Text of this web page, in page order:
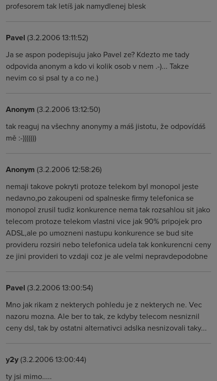
profesorem tak letíš jak namydlenej blesk
Pavel (3.2.2006 13:11:52)
Ja se aspon podepisuju jako Pavel ze? Kdezto me tady
odpovida anonym a kdo vi kolik osob v nem .-)... Takze
nevim co si psal ty a co ne.)
Anonym (3.2.2006 13:12:50)
tak reaguj na všechny anonymy a máš jistotu, že odpovídáš
mě :-)))))))
Anonym (3.2.2006 12:58:26)
nemaji takove pokryti protoze telekom byl monopol jeste
nedavno,po zakoupeni od spalneske firmy telefonica se
monopol zrusil tudiz konkurence nema tak rozsahlou sit jako
telecom protoze telekom vlastni vice jak 90% pripojek pro
ADSL,ale po umozneni nastupu konkurence se bud site
provideru rozsiri nebo telefonica udela tak konkurencni ceny
ze jini provideri to vzdaji coz je ale velmi nepravdepodobne
Pavel (3.2.2006 13:00:54)
Mno jak rikam z nekterych pohledu je z nekterych ne. Vec
nazoru mozna. Ale ber to tak, ze kdyby telecom nesniznil
ceny dsl, tak by ostatni alternativci adslka nesnizovali taky...
y2y(3.2.2006 13:00:44)
ty jsi mimo.....